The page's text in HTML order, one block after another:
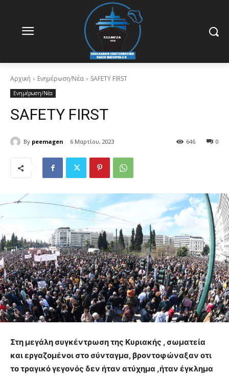
Αρχική Ενημέρωση/Νέα SAFETY FIRST
Ενημέρωση/Νέα
SAFETY FIRST
By peemagen 6 Μαρτίου, 2023 0
646
Στη μεγάλη συγκέντρωση της Κυριακής , σωματεία
και εργαζομένοι στο σύνταγμα, βροντοφώναξαν οτι
το τραγικό γεγονός δεν ήταν ατύχημα ,ήταν έγκλημα